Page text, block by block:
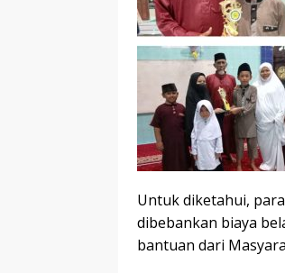
Untuk diketahui,
dibebankan biaya
bantuan dari